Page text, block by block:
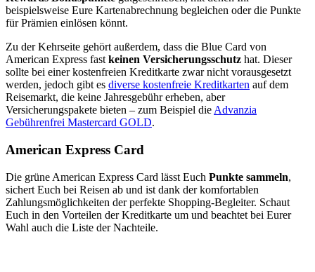
beispielsweise Eure Kartenabrechnung begleichen oder die Punkte
für Prämien einlösen könnt.
Zu der Kehrseite gehört außerdem, dass die Blue Card von
American Express fastkeinen Versicherungsschutz hat. Dieser
sollte bei einer kostenfreien Kreditkarte zwar nicht vorausgesetzt
werden, jedoch gibt es diverse kostenfreie Kreditkarten auf dem
Reisemarkt, die keine Jahresgebühr erheben, aber
Versicherungspakete bieten – zum Beispiel dieAdvanzia
Gebührenfrei Mastercard GOLD.
American Express Card
Die grüne American Express Card lässt Euch Punkte sammeln,
sichert Euch bei Reisen ab und ist dank der komfortablen
Zahlungsmöglichkeiten der perfekte Shopping-Begleiter. Schaut
Euch in den Vorteilen der Kreditkarte um und beachtet bei Eurer
Wahl auch die Liste der Nachteile.